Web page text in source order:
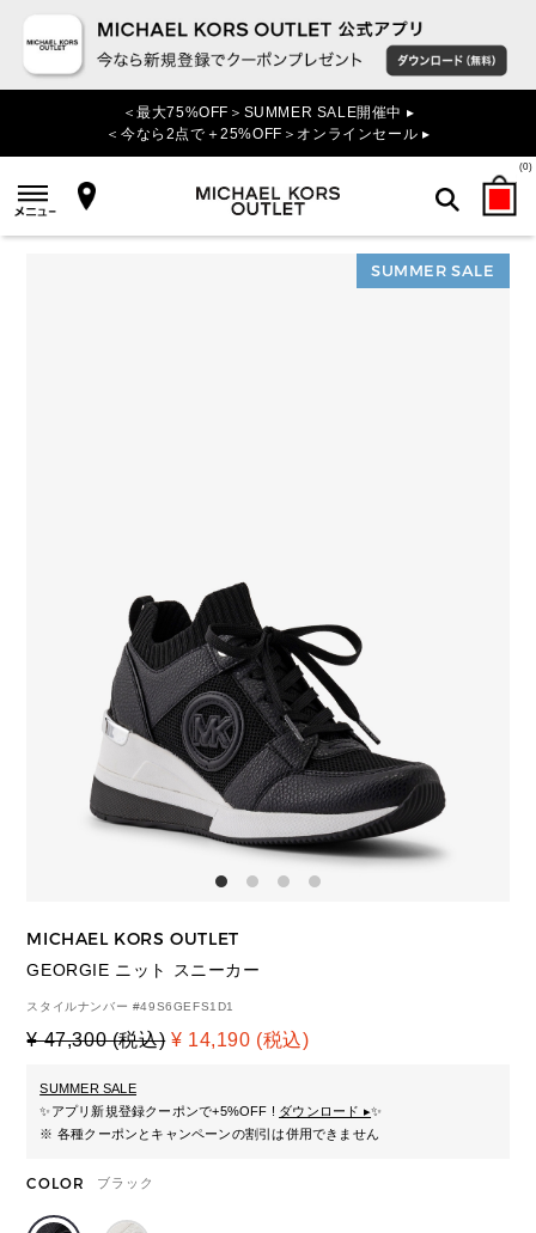
＜最大75%OFF＞SUMMER SALE開催中 ▸
＜今なら2点で＋25%OFF＞オンラインセール ▸
(0)
検索
SUMMER SALE
MICHAEL KORS OUTLET
GEORGIE ニット スニーカー
スタイルナンバー #49S6GEFS1D1
¥ 47,300 (税込) ¥ 14,190 (税込)
SUMMER SALE
✨アプリ新規登録クーポンで+5%OFF ! ダウンロード ▸✨
※ 各種クーポンとキャンペーンの割引は併用できません
COLOR ブラック